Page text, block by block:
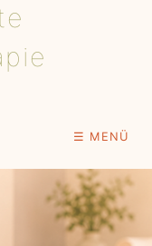
☰ MENÜ